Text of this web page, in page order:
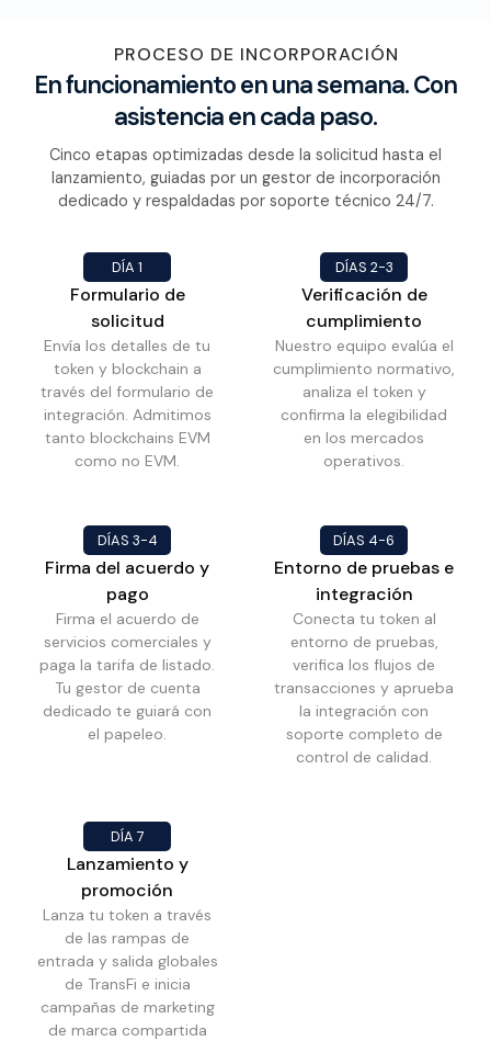
PROCESO DE INCORPORACIÓN
En funcionamiento en una semana. Con
asistencia en cada paso.
Cinco etapas optimizadas desde la solicitud hasta el
lanzamiento, guiadas por un gestor de incorporación
dedicado y respaldadas por soporte técnico 24/7.
DÍA 1
Formulario de
solicitud
Envía los detalles de tu
token y blockchain a
través del formulario de
integración. Admitimos
tanto blockchains EVM
como no EVM.
DÍAS 2-3
Verificación de
cumplimiento
Nuestro equipo evalúa el
cumplimiento normativo,
analiza el token y
confirma la elegibilidad
en los mercados
operativos.
DÍAS 3-4
Firma del acuerdo y
pago
Firma el acuerdo de
servicios comerciales y
paga la tarifa de listado.
Tu gestor de cuenta
dedicado te guiará con
el papeleo.
DÍAS 4-6
Entorno de pruebas e
integración
Conecta tu token al
entorno de pruebas,
verifica los flujos de
transacciones y aprueba
la integración con
soporte completo de
control de calidad.
DÍA 7
Lanzamiento y
promoción
Lanza tu token a través
de las rampas de
entrada y salida globales
de TransFi e inicia
campañas de marketing
de marca compartida